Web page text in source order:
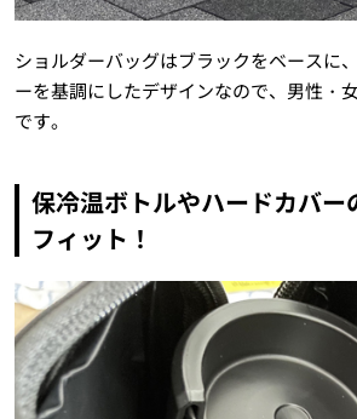
ショルダーバッグはブラックをベースに
ーを基調にしたデザインなので、男性・
です。
保冷温ボトルやハードカバー
フィット！